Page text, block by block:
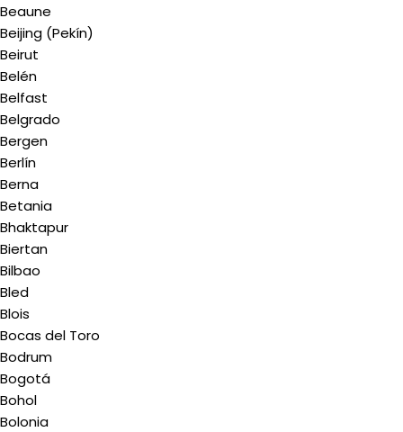
Beaune
Beijing (Pekín)
Beirut
Belén
Belfast
Belgrado
Bergen
Berlín
Berna
Betania
Bhaktapur
Biertan
Bilbao
Bled
Blois
Bocas del Toro
Bodrum
Bogotá
Bohol
Bolonia